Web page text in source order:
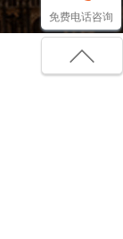
免费电话咨询